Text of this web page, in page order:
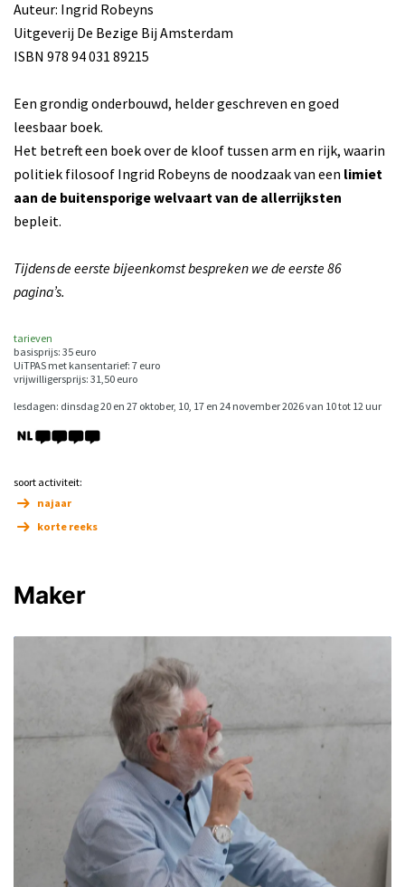
Auteur: Ingrid Robeyns
Uitgeverij De Bezige Bij Amsterdam
ISBN 978 94 031 89215
Een grondig onderbouwd, helder geschreven en goed
leesbaar boek.
Het betreft een boek over de kloof tussen arm en rijk, waarin
politiek filosoof Ingrid Robeyns de noodzaak van een limiet
aan de buitensporige welvaart van de allerrijksten
bepleit.
Tijdens de eerste bijeenkomst bespreken we de eerste 86
pagina’s.
tarieven
basisprijs: 35 euro
UiTPAS met kansentarief: 7 euro
vrijwilligersprijs: 31,50 euro
lesdagen: dinsdag 20 en 27 oktober, 10, 17 en 24 november 2026 van 10 tot 12 uur
soort activiteit:
najaar
korte reeks
Maker